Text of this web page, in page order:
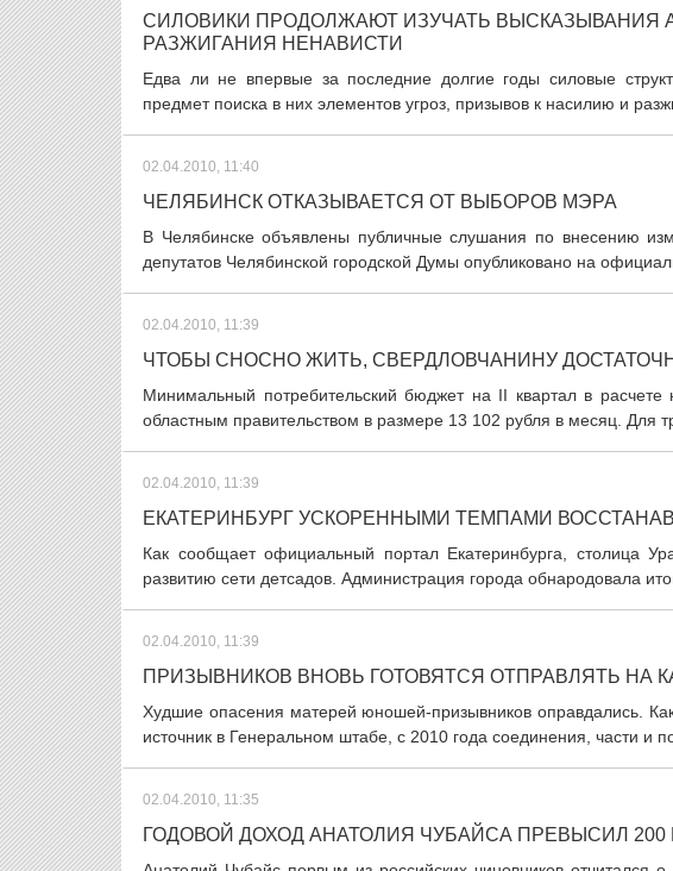
СИЛОВИКИ ПРОДОЛЖАЮТ ИЗУЧАТЬ ВЫСКАЗЫВАНИЯ
РАЗЖИГАНИЯ НЕНАВИСТИ
Едва ли не впервые за последние долгие годы силовые
предмет поиска в них элементов угроз, призывов к насилию и
02.04.2010, 11:40
ЧЕЛЯБИНСК ОТКАЗЫВАЕТСЯ ОТ ВЫБОРОВ МЭРА
В Челябинске объявлены публичные слушания по внесению
депутатов Челябинской городской Думы опубликовано на
02.04.2010, 11:39
ЧТОБЫ СНОСНО ЖИТЬ, СВЕРДЛОВЧАНИНУ
Минимальный потребительский бюджет на II квартал в расчете
областным правительством в размере 13 102 рубля в месяц. Для
02.04.2010, 11:39
ЕКАТЕРИНБУРГ УСКОРЕННЫМИ ТЕМПАМИ
Как сообщает официальный портал Екатеринбурга, столица
развитию сети детсадов. Администрация города обнародовала
02.04.2010, 11:39
ПРИЗЫВНИКОВ ВНОВЬ ГОТОВЯТСЯ ОТПРАВЛЯТЬ НА
Худшие опасения матерей юношей-призывников оправдались.
источник в Генеральном штабе, с 2010 года соединения, части и
02.04.2010, 11:35
ГОДОВОЙ ДОХОД АНАТОЛИЯ ЧУБАЙСА ПРЕВЫСИЛ